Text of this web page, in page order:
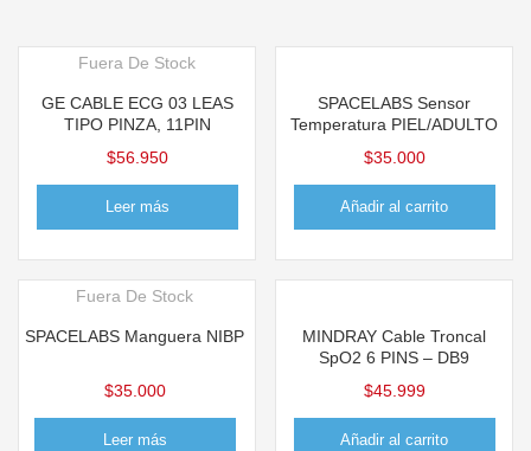
Fuera De Stock
GE CABLE ECG 03 LEAS
TIPO PINZA, 11PIN
$56.950
Leer más
SPACELABS Sensor
Temperatura PIEL/ADULTO
$35.000
Añadir al carrito
Fuera De Stock
SPACELABS Manguera NIBP
$35.000
Leer más
MINDRAY Cable Troncal
SpO2 6 PINS – DB9
$45.999
Añadir al carrito